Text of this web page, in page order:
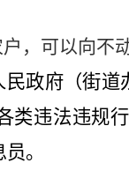
户，可以向
政府（街道
类违法违规
。